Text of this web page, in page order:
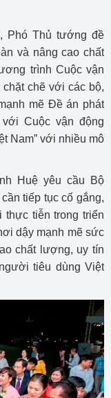
Phó Thủ tướng đề
và nâng cao chất
trình Cuộc vận
chẽ với các bộ,
mẽ Đề án phát
Cuộc vận động
Nam” với nhiều mô
Huệ yêu cầu Bộ
tiếp tục cố gắng,
thực tiễn trong triển
dậy mạnh mẽ sức
chất lượng, uy tín
tiêu dùng Việt